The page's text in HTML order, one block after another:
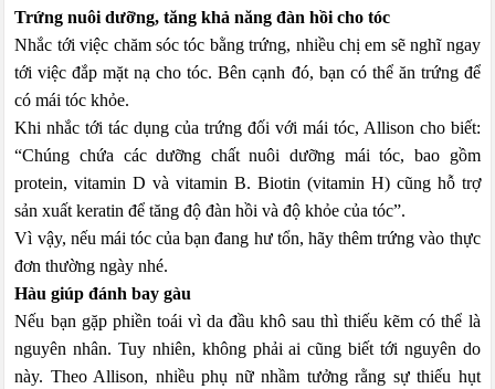
Trứng nuôi dưỡng, tăng khả năng đàn hồi cho tóc
Nhắc tới việc chăm sóc tóc bằng trứng, nhiều chị em sẽ nghĩ ngay
tới việc đắp mặt nạ cho tóc. Bên cạnh đó, bạn có thể ăn trứng để
có mái tóc khỏe.
Khi nhắc tới tác dụng của trứng đối với mái tóc, Allison cho biết:
“Chúng chứa các dưỡng chất nuôi dưỡng mái tóc, bao gồm
protein, vitamin D và vitamin B. Biotin (vitamin H) cũng hỗ trợ
sản xuất keratin để tăng độ đàn hồi và độ khỏe của tóc”.
Vì vậy, nếu mái tóc của bạn đang hư tổn, hãy thêm trứng vào thực
đơn thường ngày nhé.
Hàu giúp đánh bay gàu
Nếu bạn gặp phiền toái vì da đầu khô sau thì thiếu kẽm có thể là
nguyên nhân. Tuy nhiên, không phải ai cũng biết tới nguyên do
này. Theo Allison, nhiều phụ nữ nhầm tưởng rằng sự thiếu hụt